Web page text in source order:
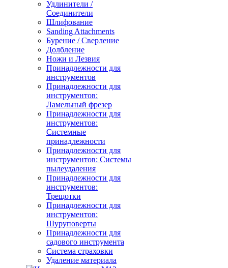
Удлинители /
Соединители
Шлифование
Sanding Attachments
Бурение / Сверление
Долбление
Ножи и Лезвия
Принадлежности для
инструментов
Принадлежности для
инструментов:
Ламельный фрезер
Принадлежности для
инструментов:
Системные
принадлежности
Принадлежности для
инструментов: Системы
пылеудаления
Принадлежности для
инструментов:
Трещотки
Принадлежности для
инструментов:
Шуруповерты
Принадлежности для
садового инструмента
Система страховки
Удаление материала